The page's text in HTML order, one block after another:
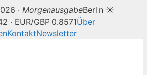
· MorgenausgabeBerlin ☀
· EUR/GBP 0.8571Über
KontaktNewsletter